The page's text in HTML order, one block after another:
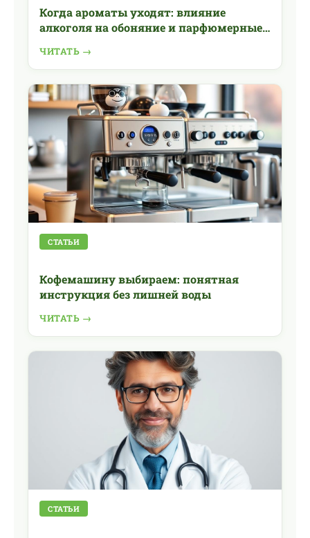
Когда ароматы уходят: влияние
алкоголя на обоняние и парфюмерные
ЧИТАТЬ →
СТАТЬИ
Кофемашину выбираем: понятная
инструкция без лишней воды
ЧИТАТЬ →
СТАТЬИ